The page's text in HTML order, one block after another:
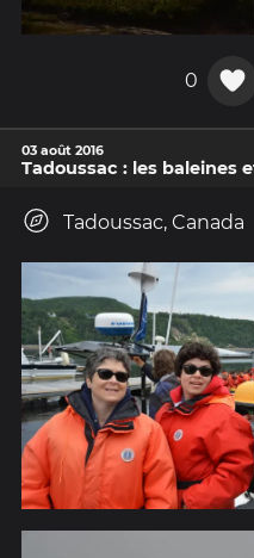
0
03 août 2016
Tadoussac : les baleines
Tadoussac, Canada